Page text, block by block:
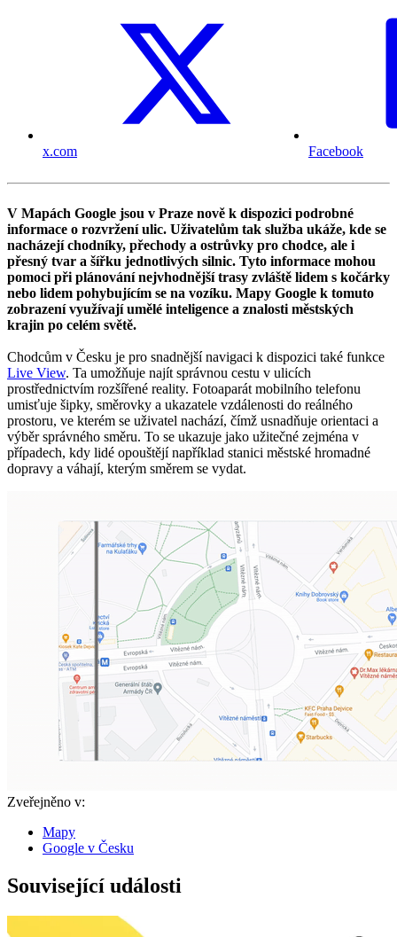
x.com Facebook
V Mapách Google jsou v Praze nově k dispozici podrobné
informace o rozvržení ulic. Uživatelům tak služba ukáže, kde se
nacházejí chodníky, přechody a ostrůvky pro chodce, ale i
přesný tvar a šířku jednotlivých silnic. Tyto informace mohou
pomoci při plánování nejvhodnější trasy zvláště lidem s kočárky
nebo lidem pohybujícím se na vozíku. Mapy Google k tomuto
zobrazení využívají umělé inteligence a znalosti městských
krajin po celém světě.
Chodcům v Česku je pro snadnější navigaci k dispozici také funkce
Live View. Ta umožňuje najít správnou cestu v ulicích
prostřednictvím rozšířené reality. Fotoaparát mobilního telefonu
umisťuje šipky, směrovky a ukazatele vzdálenosti do reálného
prostoru, ve kterém se uživatel nachází, čímž usnadňuje orientaci a
výběr správného směru. To se ukazuje jako užitečné zejména v
případech, kdy lidé opouštějí například stanici městské hromadné
dopravy a váhají, kterým směrem se vydat.
Zveřejněno v:
Mapy
Google v Česku
Související události